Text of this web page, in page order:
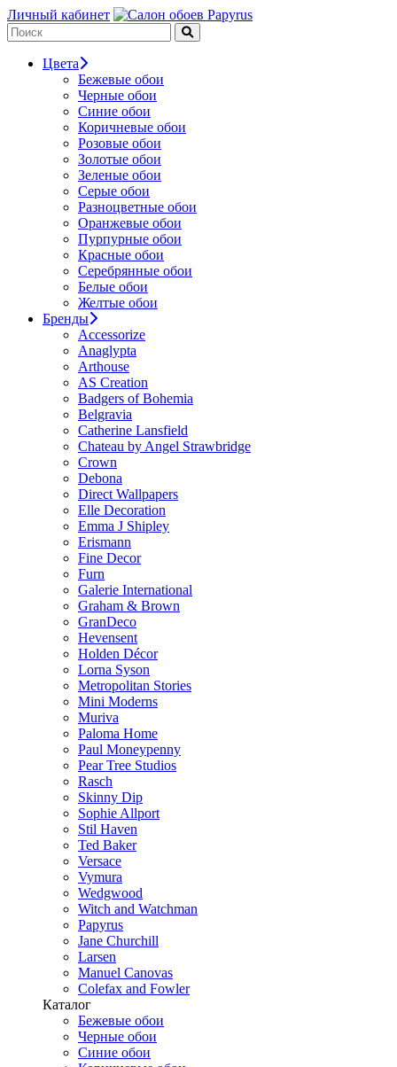
Личный кабинет
Цвета
Бежевые обои
Черные обои
Синие обои
Коричневые обои
Розовые обои
Золотые обои
Зеленые обои
Серые обои
Разноцветные обои
Оранжевые обои
Пурпурные обои
Красные обои
Серебрянные обои
Белые обои
Желтые обои
Бренды
Accessorize
Anaglypta
Arthouse
AS Creation
Badgers of Bohemia
Belgravia
Catherine Lansfield
Chateau by Angel Strawbridge
Crown
Debona
Direct Wallpapers
Elle Decoration
Emma J Shipley
Erismann
Fine Decor
Furn
Galerie International
Graham & Brown
GranDeco
Hevensent
Holden Décor
Lorna Syson
Metropolitan Stories
Mini Moderns
Muriva
Paloma Home
Paul Moneypenny
Pear Tree Studios
Rasch
Skinny Dip
Sophie Allport
Stil Haven
Ted Baker
Versace
Vymura
Wedgwood
Witch and Watchman
Papyrus
Jane Churchill
Larsen
Manuel Canovas
Colefax and Fowler
Каталог
Бежевые обои
Черные обои
Синие обои